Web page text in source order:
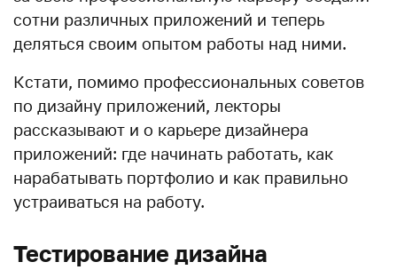
сотни различных приложений и теперь
деляться своим опытом работы над ними.
Кстати, помимо профессиональных советов
по дизайну приложений, лекторы
рассказывают и о карьере дизайнера
приложений: где начинать работать, как
нарабатывать портфолио и как правильно
устраиваться на работу.
Тестирование дизайна